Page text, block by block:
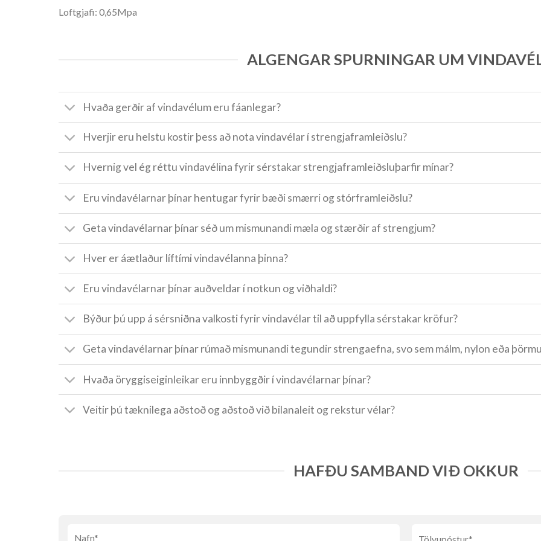
Loftgjafi: 0,65Mpa
ALGENGAR SPURNINGAR UM
Hvaða gerðir af vindavélum eru fáanlegar?
Hverjir eru helstu kostir þess að nota vindavélar í strengjaframleiðslu?
Hvernig vel ég réttu vindavélina fyrir sérstakar strengjaframleiðsluþarfir mínar?
Eru vindavélarnar þínar hentugar fyrir bæði smærri og stórframleiðslu?
Geta vindavélarnar þínar séð um mismunandi mæla og stærðir af strengjum?
Hver er áætlaður líftími vindavélanna þinna?
Eru vindavélarnar þínar auðveldar í notkun og viðhaldi?
Býður þú upp á sérsniðna valkosti fyrir vindavélar til að uppfylla sérstakar kröfur?
Geta vindavélarnar þínar rúmað mismunandi tegundir strengaefna, svo sem málm, nylon eða
Hvaða öryggiseiginleikar eru innbyggðir í vindavélarnar þínar?
Veitir þú tæknilega aðstoð og aðstoð við bilanaleit og rekstur vélar?
HAFÐU SAMBAND VIÐ OKKUR